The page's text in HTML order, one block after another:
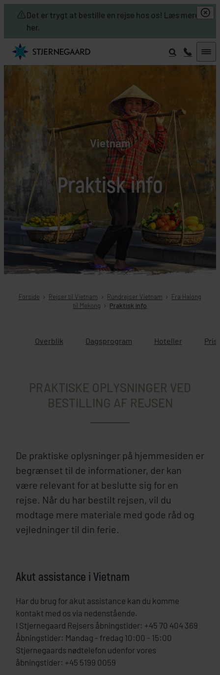
Det er trygt at bestille en rejse hos os! Læs mere
her.
Skip to main content
Praktisk info
Vietnam
Forside Rejser til Vietnam Rundrejser Vietnam
Fra Halong
til Mekong
Praktisk info
Overblik Dagsprogram Hoteller
PRAKTISKE OPLYSNINGER VED
BESTILLING AF REJSEN
De praktiske oplysninger på hjemmesiden er
begrænset til de informationer, der kan
være relevant for at beslutte sig for en
rejse. Når du har bestilt rejsen, vil du
modtage mere materiale med gode råd og
vejledninger til din ferie.
Akut assistance i Vietnam
Har du brug for akut assistance kan du komme
kontakt med os via nedenstående.
I Stjernegaard Rejsers åbningstider: +45 70 404 369
Åbningstider: Mandag - fredag 10:00 - 15:00
Stjernegaards nødtelefon udenfor vores
åbningstider: +45 5199 0059